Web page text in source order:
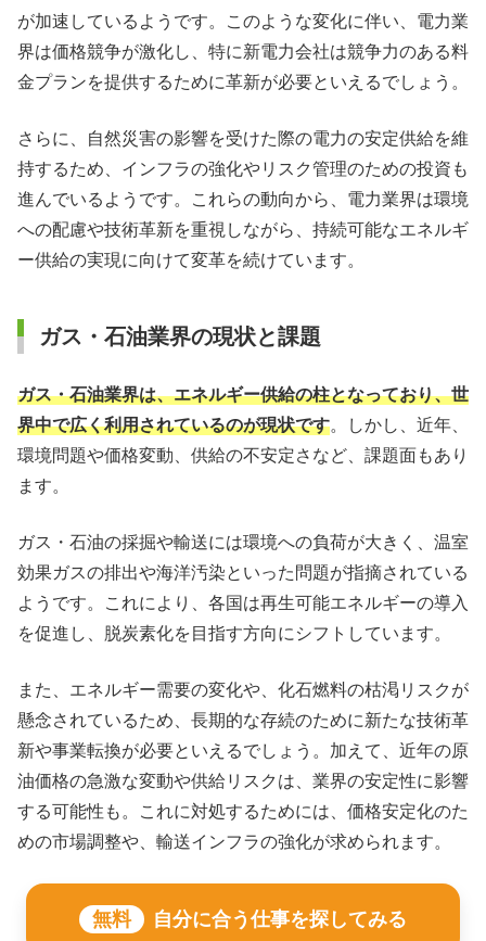
が加速しているようです。このような変化に伴い、電力業
界は価格競争が激化し、特に新電力会社は競争力のある料
金プランを提供するために革新が必要といえるでしょう。
さらに、自然災害の影響を受けた際の電力の安定供給を維
持するため、インフラの強化やリスク管理のための投資も
進んでいるようです。これらの動向から、電力業界は環境
への配慮や技術革新を重視しながら、持続可能なエネルギ
ー供給の実現に向けて変革を続けています。
ガス・石油業界の現状と課題
ガス・石油業界は、エネルギー供給の柱となっており、世
界中で広く利用されているのが現状です。しかし、近年、
環境問題や価格変動、供給の不安定さなど、課題面もあり
ます。
ガス・石油の採掘や輸送には環境への負荷が大きく、温室
効果ガスの排出や海洋汚染といった問題が指摘されている
ようです。これにより、各国は再生可能エネルギーの導入
を促進し、脱炭素化を目指す方向にシフトしています。
また、エネルギー需要の変化や、化石燃料の枯渇リスクが
懸念されているため、長期的な存続のために新たな技術革
新や事業転換が必要といえるでしょう。加えて、近年の原
油価格の急激な変動や供給リスクは、業界の安定性に影響
する可能性も。これに対処するためには、価格安定化のた
めの市場調整や、輸送インフラの強化が求められます。
無料 自分に合う仕事を探してみる